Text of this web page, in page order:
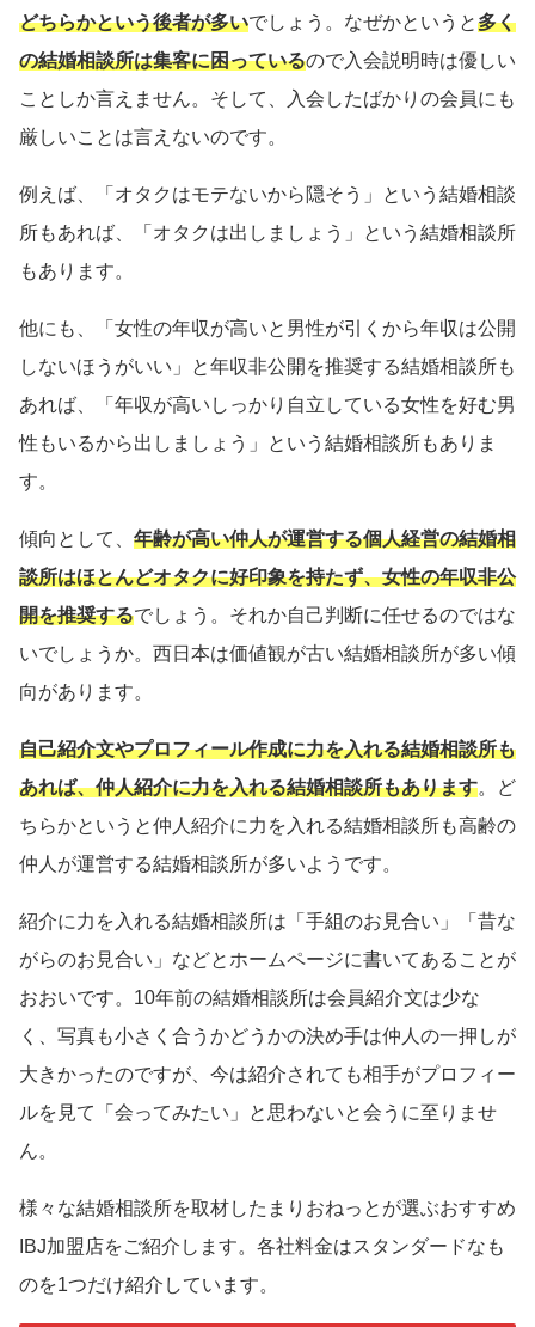
どちらかという後者が多いでしょう。なぜかというと多く
の結婚相談所は集客に困っているので入会説明時は優しい
ことしか言えません。そして、入会したばかりの会員にも
厳しいことは言えないのです。
例えば、「オタクはモテないから隠そう」という結婚相談
所もあれば、「オタクは出しましょう」という結婚相談所
もあります。
他にも、「女性の年収が高いと男性が引くから年収は公開
しないほうがいい」と年収非公開を推奨する結婚相談所も
あれば、「年収が高いしっかり自立している女性を好む男
性もいるから出しましょう」という結婚相談所もありま
す。
傾向として、 年齢が高い仲人が運営する個人経営の結婚相
談所はほとんどオタクに好印象を持たず、女性の年収非公
開を推奨するでしょう。それか自己判断に任せるのではな
いでしょうか。西日本は価値観が古い結婚相談所が多い傾
向があります。
自己紹介文やプロフィール作成に力を入れる結婚相談所も
あれば、仲人紹介に力を入れる結婚相談所もあります。ど
ちらかというと仲人紹介に力を入れる結婚相談所も高齢の
仲人が運営する結婚相談所が多いようです。
紹介に力を入れる結婚相談所は「手組のお見合い」「昔な
がらのお見合い」などとホームページに書いてあることが
おおいです。10年前の結婚相談所は会員紹介文は少な
く、写真も小さく合うかどうかの決め手は仲人の一押しが
大きかったのですが、今は紹介されても相手がプロフィー
ルを見て「会ってみたい」と思わないと会うに至りませ
ん。
様々な結婚相談所を取材したまりおねっとが選ぶおすすめ
IBJ加盟店をご紹介します。各社料金はスタンダードなも
のを1つだけ紹介しています。